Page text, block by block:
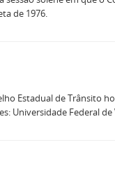
de 1976.
Estadual de Trânsito
Universidade Federal de